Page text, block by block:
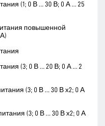
(1; 0 В … 30 В; 0 А … 25
повышенной
(3; 0 В … 20 В; 0 А … 2
(3; 0 В … 30 В х2; 0 А
(3; 0 В … 30 В х2; 0 А